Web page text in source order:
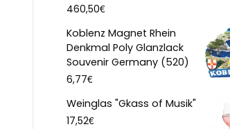
460,50€
Koblenz Magnet Rhein
Denkmal Poly Glanzlack
Souvenir Germany (520)
6,77€
Weinglas "Gkass of Musik"
17,52€